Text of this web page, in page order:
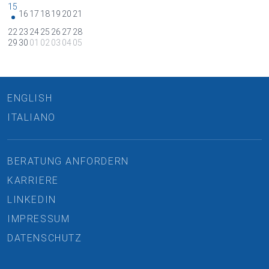
15
• 16 17 1819 20 21
2223 2425 26 27 28
29 30 01 0203 0405
ENGLISH
ITALIANO
BERATUNG ANFORDERN
KARRIERE
LINKEDIN
IMPRESSUM
DATENSCHUTZ